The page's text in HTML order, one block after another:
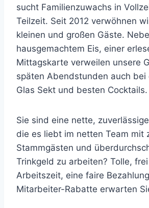
sucht Familienzuwachs in
Teilzeit. Seit 2012 verwöhnen
kleinen und großen Gäste.
hausgemachtem Eis, einer
Mittagskarte verweilen unsere
späten Abendstunden auch bei
Glas Sekt und besten Cocktails.
Sie sind eine nette,
die es liebt im netten Team mit
Stammgästen und
Trinkgeld zu arbeiten? Tolle,
Arbeitszeit, eine faire
Mitarbeiter-Rabatte erwarten